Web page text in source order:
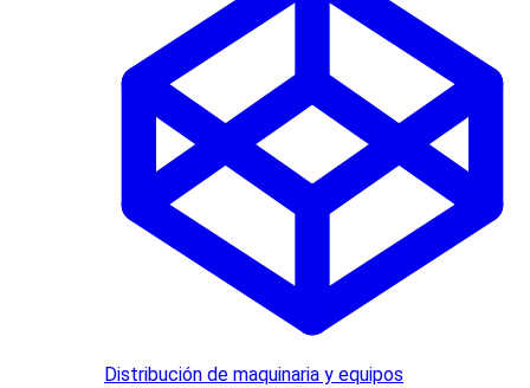
Distribución de maquinaria y equipos